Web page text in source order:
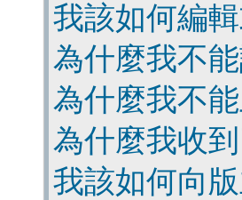
我該如何編
為什麼我不
為什麼我不
為什麼我收
我該如何向